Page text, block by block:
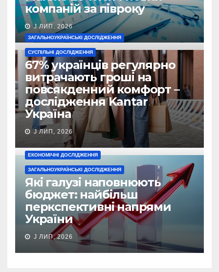
компаній за півроку
J ЛИП, 2026
ЗАГАЛЬНОУКРАЇНСЬКІ ДОСЛІДЖЕННЯ
СУСПІЛЬНІ ДОСЛІДЖЕННЯ
67% українців регулярно
витрачають гроші на
повсякденний комфорт –
дослідження Kantar
Україна
J ЛИП, 2026
ЕКОНОМІЧНІ ДОСЛІДЖЕННЯ
ЗАГАЛЬНОУКРАЇНСЬКІ ДОСЛІДЖЕННЯ
Які галузі наповнюють
бюджет: найбільш
перкспективні напрями
України
J ЛИП, 2026